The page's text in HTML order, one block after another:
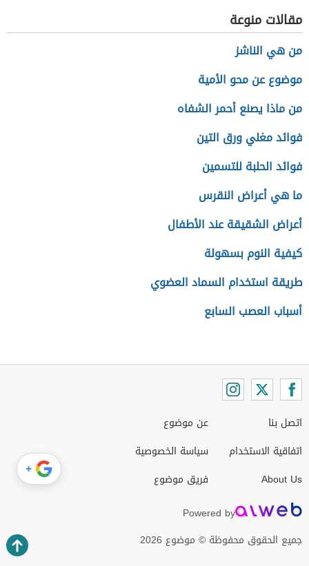
مقالات منوعة
من هي الناشز
موضوع عن محو الأمية
من ماذا يصنع أحمر الشفاه
فوائد مغلي ورق التين
فوائد الحلبة للتسمين
ما هي أعراض النقرس
أعراض الشقيقة عند الأطفال
كيفية النوم بسهولة
طريقة استخدام السماد العضوي
أسباب العصب السابع
اتصل بنا
اتفاقية الاستخدام
About Us
عن موضوع
سياسة الخصوصية
فريق موضوع
Powered by
جميع الحقوق محفوظة © موضوع 2026
+